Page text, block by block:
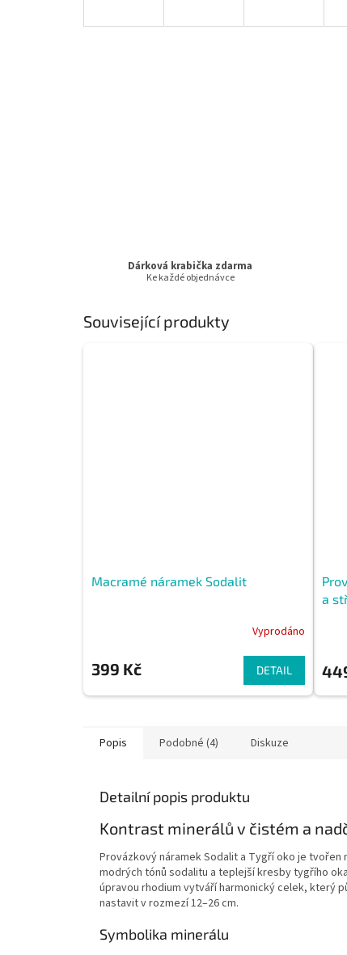
Dárková krabička zdarma
Ke každé objednávce
Související produkty
Macramé náramek Sodalit
Vyprodáno
399 Kč DETAIL
a
Popis Podobné (4) Diskuze
Detailní popis produktu
Kontrast minerálů v čistém a
Provázkový náramek Sodalit a Tygří oko je
modrých tónů sodalitu a teplejší kresby tygřího
úpravou rhodium vytváří harmonický celek, který
nastavit v rozmezí 12–26 cm.
Symbolika minerálu